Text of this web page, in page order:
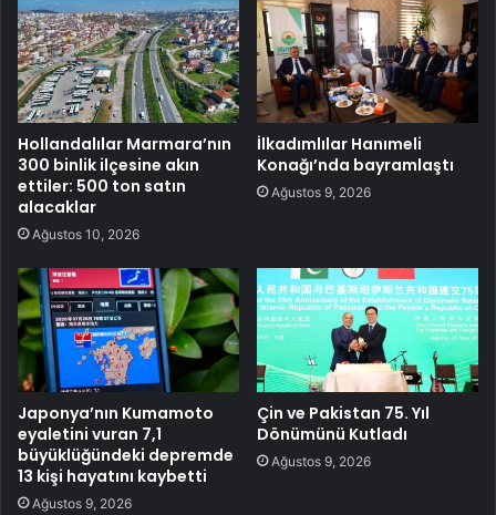
Hollandalılar Marmara’nın
300 binlik ilçesine akın
ettiler: 500 ton satın
alacaklar
Ağustos 10, 2026
İlkadımlılar Hanımeli
Konağı’nda bayramlaştı
Ağustos 9, 2026
Japonya’nın Kumamoto
eyaletini vuran 7,1
büyüklüğündeki depremde
13 kişi hayatını kaybetti
Ağustos 9, 2026
Çin ve Pakistan 75. Yıl
Dönümünü Kutladı
Ağustos 9, 2026